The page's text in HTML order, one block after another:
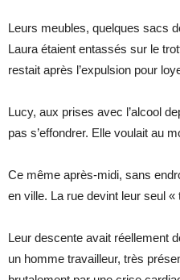
Leurs meubles, quelques sacs
Laura étaient entassés sur le
restait après l’expulsion pour
Lucy, aux prises avec l’alcool
pas s’effondrer. Elle voulait au
Ce même après-midi, sans
en ville. La rue devint leur seul «
Leur descente avait réellement
un homme travailleur, très